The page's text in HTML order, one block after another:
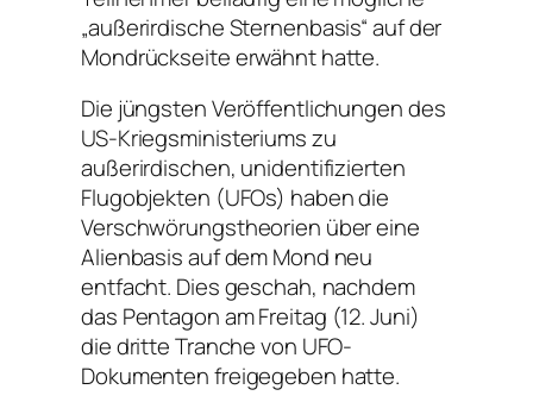
„außerirdische Sternenbasis“ auf der
Mondrückseite erwähnt hatte.
Die jüngsten Veröffentlichungen des
US-Kriegsministeriums zu
außerirdischen, unidentifizierten
Flugobjekten (UFOs) haben die
Verschwörungstheorien über eine
Alienbasis auf dem Mond neu
entfacht. Dies geschah, nachdem
das Pentagon am Freitag (12. Juni)
die dritte Tranche von UFO-
Dokumenten freigegeben hatte.